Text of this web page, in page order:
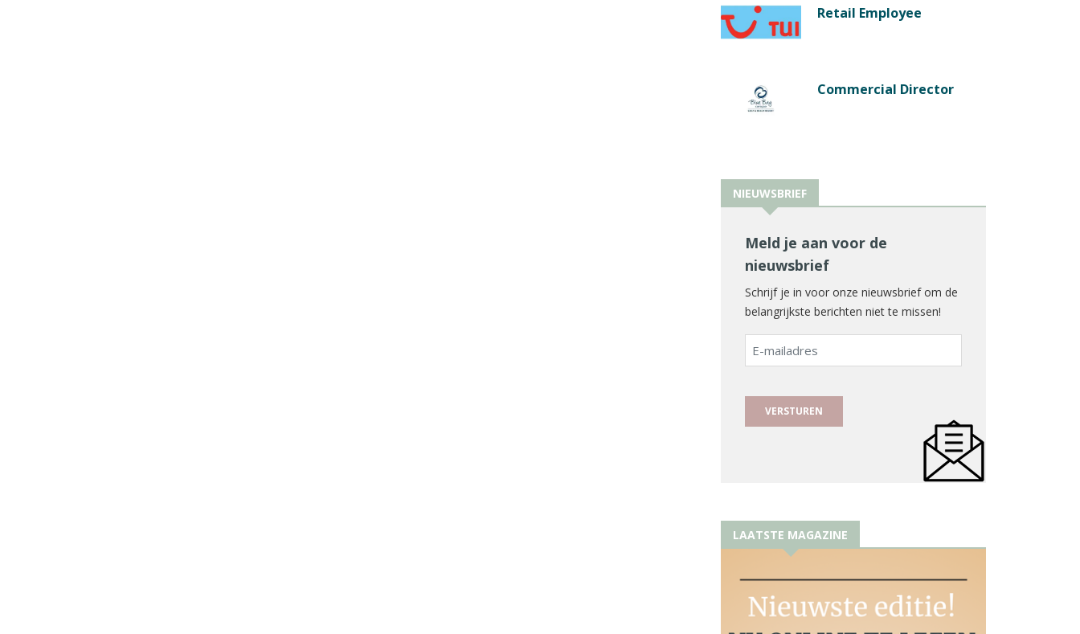
Retail Employee
Commercial Director
NIEUWSBRIEF
Meld je aan voor de
nieuwsbrief
Schrijf je in voor onze nieuwsbrief om de
belangrijkste berichten niet te missen!
E-
mailadres
LAATSTE MAGAZINE